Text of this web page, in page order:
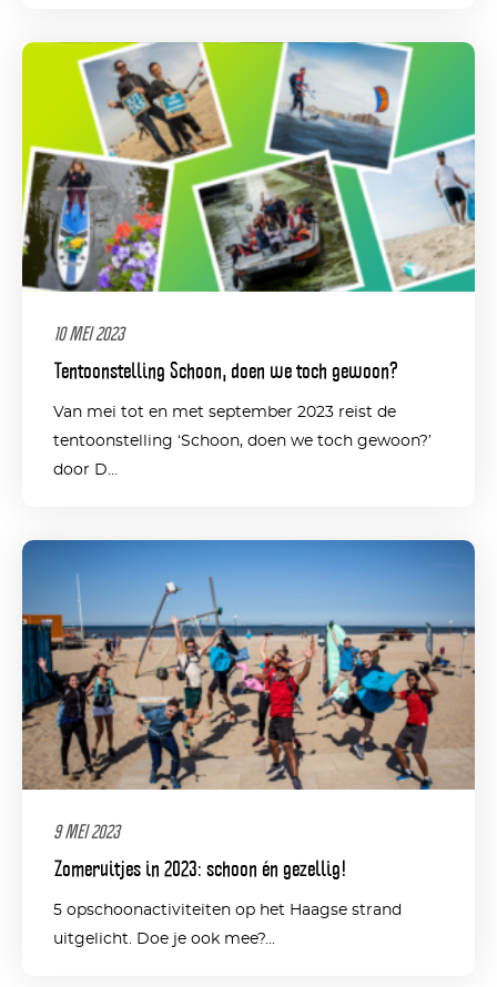
10 MEI 2023
Tentoonstelling Schoon, doen we toch gewoon?
Van mei tot en met september 2023 reist de
tentoonstelling ‘Schoon, doen we toch gewoon?’
door D...
9 MEI 2023
Zomeruitjes in 2023: schoon én gezellig!
5 opschoonactiviteiten op het Haagse strand
uitgelicht. Doe je ook mee?...